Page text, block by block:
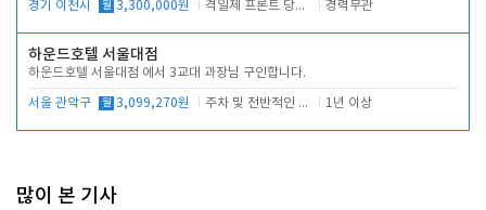
경기 이천시 월 3,300,000원 격일제 프론트 당번 업무로 주차 및 객실 점검 경력무관
하운드호텔 서울대점
하운드호텔 서울대점 에서 3교대 과장님 구인합니다.
서울 관악구 월 3,099,270원 주차 및 전반적인 당번업무 1년 이상
많이 본 기사